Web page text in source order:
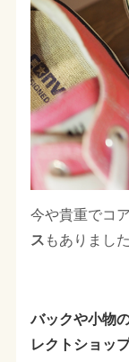
今や貴重でコ
ス もありました
バックや小物
レクトショップ